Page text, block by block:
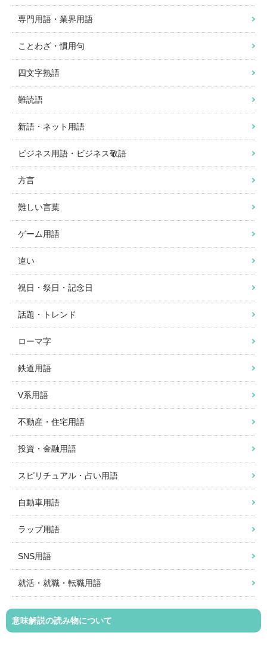
専門用語・業界用語
ことわざ・慣用句
四文字熟語
難読語
新語・ネット用語
ビジネス用語・ビジネス敬語
方言
難しい言葉
ゲーム用語
違い
祝日・祭日・記念日
話題・トレンド
ローマ字
鉄道用語
V系用語
不動産・住宅用語
投資・金融用語
スピリチュアル・占い用語
自動車用語
ラップ用語
SNS用語
就活・就職・転職用語
意味解説の読み物について